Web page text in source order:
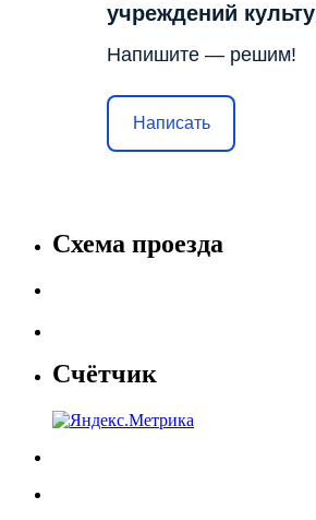
учреждений
Напишите — решим!
Написать
Схема проезда
Счётчик